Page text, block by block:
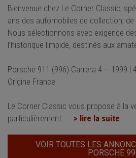
Bienvenue chez Le Corner Classic,
ans des automobiles de collection,
Nous sélectionnons avec exigence
l’historique limpide, destinés aux
Porsche 911 (996) Carrera 4 – 1999 |
Origine France
Le Corner Classic vous propose à la
particulièrement
> lire la suite
VOIR TOUTES LES
PORSCHE